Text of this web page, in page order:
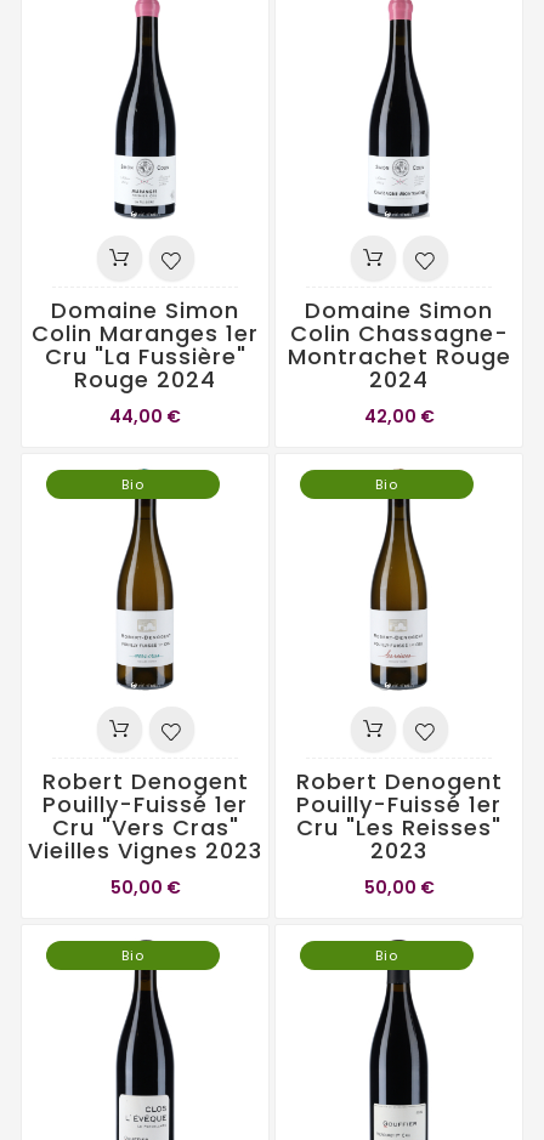
Domaine Simon
Colin Maranges 1er
Cru "La Fussière"
Rouge 2024
44,00 €
Domaine Simon
Colin Chassagne-
Montrachet Rouge
2024
42,00 €
Bio
Robert Denogent
Pouilly-Fuissé 1er
Cru "Vers Cras"
Vieilles Vignes 2023
50,00 €
Bio
Robert Denogent
Pouilly-Fuissé 1er
Cru "Les Reisses"
2023
50,00 €
Bio Bio